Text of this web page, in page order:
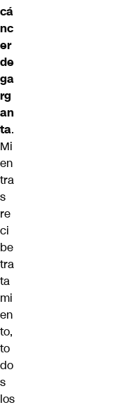
cá
nc
er
de
ga
rg
an
ta.
Mi
en
tra
s
re
ci
be
tra
ta
mi
en
to,
to
do
s
los